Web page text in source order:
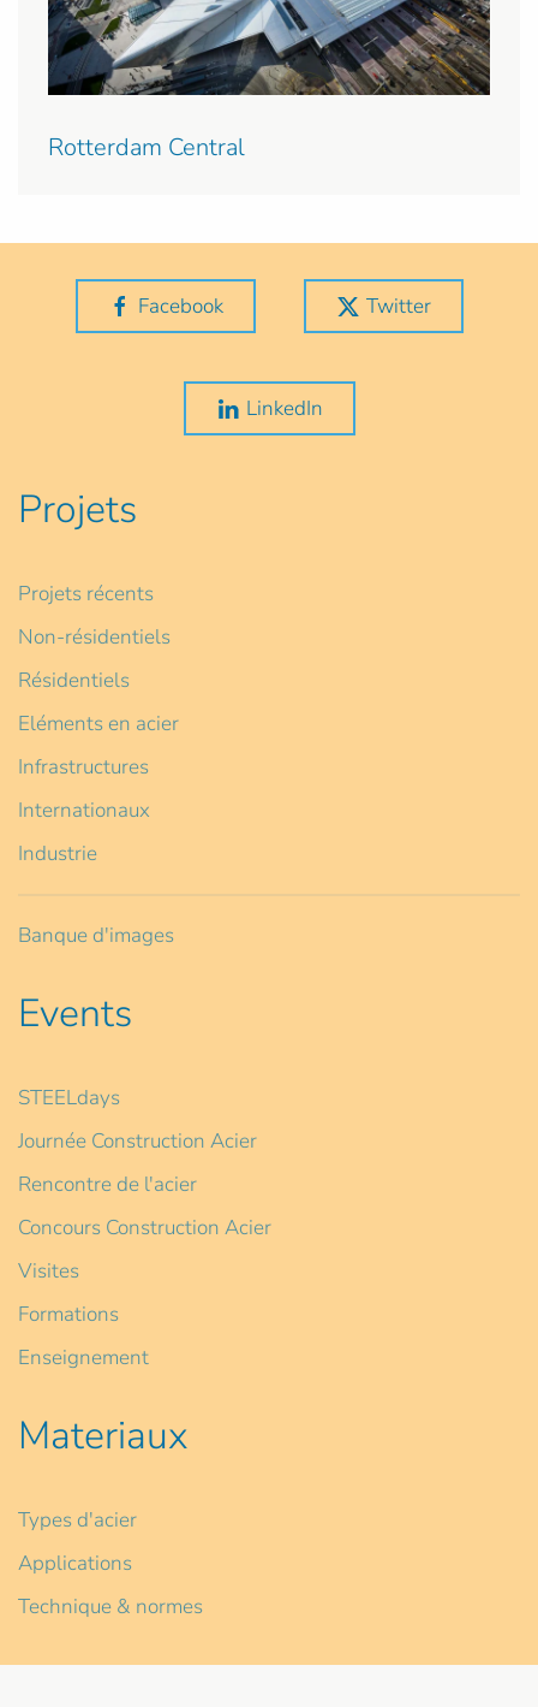
Rotterdam Central
Facebook Twitter
LinkedIn
Projets
Projets récents
Non-résidentiels
Résidentiels
Eléments en acier
Infrastructures
Internationaux
Industrie
Banque d'images
Events
STEELdays
Journée Construction Acier
Rencontre de l'acier
Concours Construction Acier
Visites
Formations
Enseignement
Materiaux
Types d'acier
Applications
Technique & normes